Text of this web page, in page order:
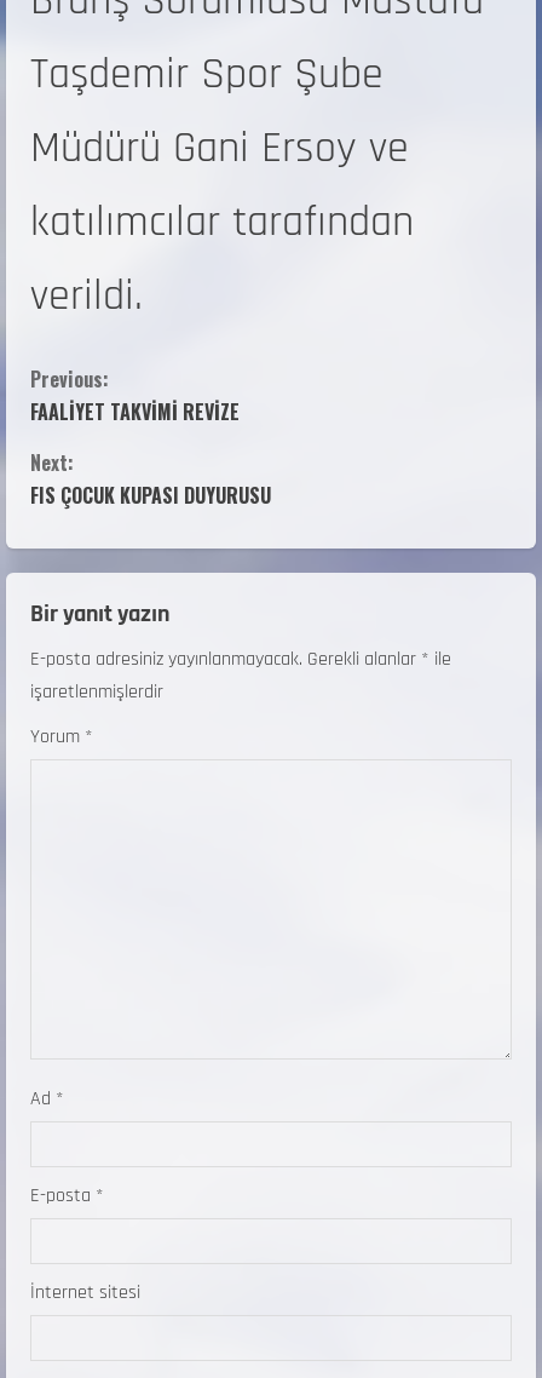
Taşdemir Spor Şube
Müdürü Gani Ersoy ve
katılımcılar tarafından
verildi.
Previous:
FAALİYET TAKVİMİ REVİZE
Next:
FIS ÇOCUK KUPASI DUYURUSU
Bir yanıt yazın
E-posta adresiniz yayınlanmayacak. Gerekli alanlar * ile
işaretlenmişlerdir
Yorum *
Ad *
E-posta *
İnternet sitesi